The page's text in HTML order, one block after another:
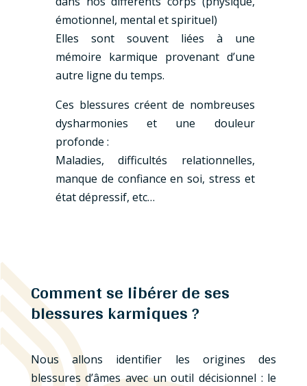
émotionnel, mental et spirituel)
Elles sont souvent liées à une
mémoire karmique provenant d’une
autre ligne du temps.
Ces blessures créent de nombreuses
dysharmonies et une douleur
profonde :
Maladies, difficultés relationnelles,
manque de confiance en soi, stress et
état dépressif, etc…
Comment se libérer de ses
blessures karmiques ?
Nous allons identifier les origines des
blessures d’âmes avec un outil décisionnel : le